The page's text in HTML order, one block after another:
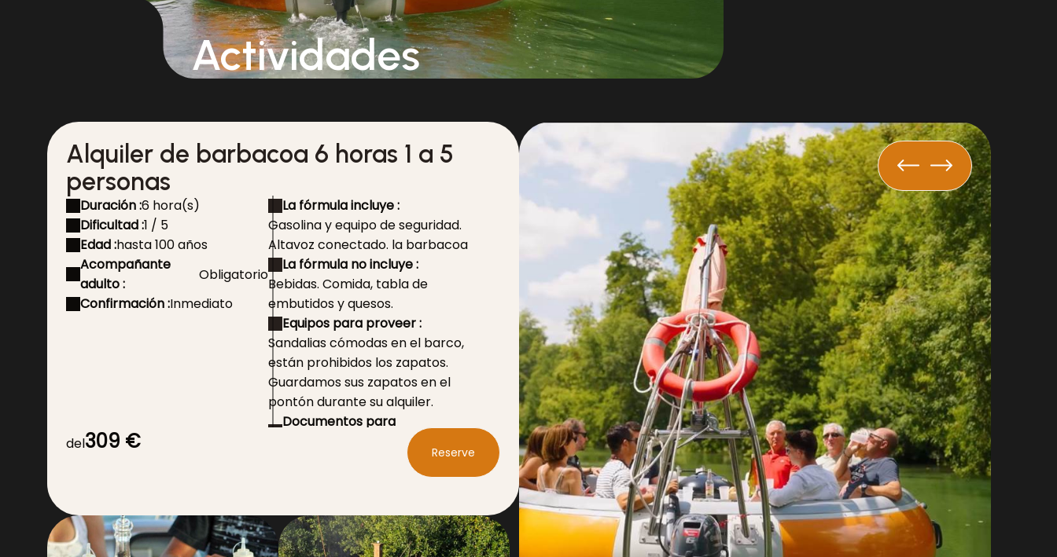
Actividades
Alquiler de barbacoa 6 horas 1 a 5
personas
Duración :6 hora(s)
Dificultad :1 / 5
Edad :hasta 100 años
Acompañante
adulto :
Obligatorio
Confirmación :Inmediato
La fórmula incluye :
Gasolina y equipo de seguridad.
Altavoz conectado. la barbacoa
La fórmula no incluye :
Bebidas. Comida, tabla de
embutidos y quesos.
Equipos para proveer :
Sandalias cómodas en el barco,
están prohibidos los zapatos.
Guardamos sus zapatos en el
pontón durante su alquiler.
Documentos para
Tarjeta de identidad para el
¡Esto suena como una experiencia fantástica! Con la oferta
BATEAU BBQ tendrás todo lo necesario para pasar un momento
del309 € Reserve